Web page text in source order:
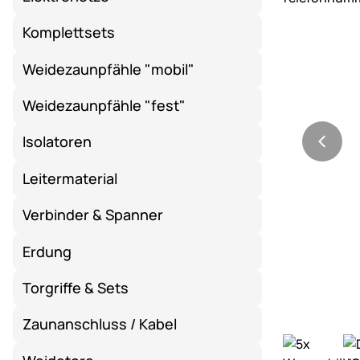
Komplettsets
Weidezaunpfähle "mobil"
Weidezaunpfähle "fest"
Isolatoren
Leitermaterial
Verbinder & Spanner
Erdung
Torgriffe & Sets
Zaunanschluss / Kabel